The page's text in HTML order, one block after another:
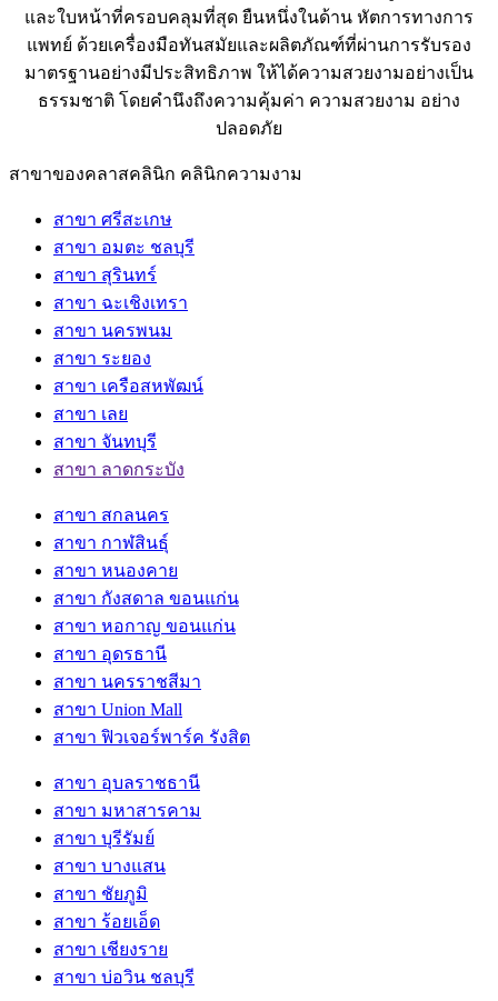
และใบหน้าที่ครอบคลุมที่สุด ยืนหนึ่งในด้าน หัตการทางการ
แพทย์ ด้วยเครื่องมือทันสมัยและผลิตภัณฑ์ที่ผ่านการรับรอง
มาตรฐานอย่างมีประสิทธิภาพ ให้ได้ความสวยงามอย่างเป็น
ธรรมชาติ โดยคำนึงถึงความคุ้มค่า ความสวยงาม อย่าง
ปลอดภัย
สาขาของคลาสคลินิก คลินิกความงาม
สาขา ศรีสะเกษ
สาขา อมตะ ชลบุรี
สาขา สุรินทร์
สาขา ฉะเชิงเทรา
สาขา นครพนม
สาขา ระยอง
สาขา เครือสหพัฒน์
สาขา เลย
สาขา จันทบุรี
สาขา ลาดกระบัง
สาขา สกลนคร
สาขา กาฬสินธุ์
สาขา หนองคาย
สาขา กังสดาล ขอนแก่น
สาขา หอกาญ ขอนแก่น
สาขา อุดรธานี
สาขา นครราชสีมา
สาขา Union Mall
สาขา ฟิวเจอร์พาร์ค รังสิต
สาขา อุบลราชธานี
สาขา มหาสารคาม
สาขา บุรีรัมย์
สาขา บางแสน
สาขา ชัยภูมิ
สาขา ร้อยเอ็ด
สาขา เชียงราย
สาขา บ่อวิน ชลบุรี